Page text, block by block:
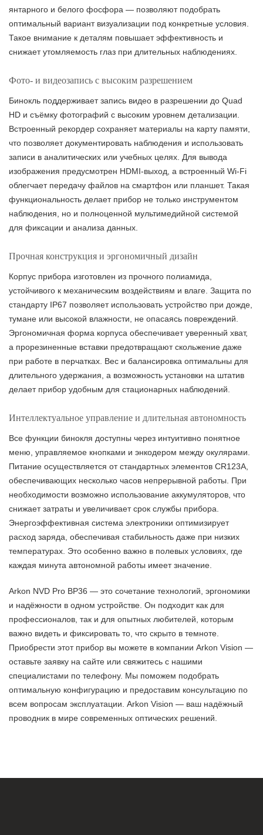
янтарного и белого фосфора — позволяют подобрать
оптимальный вариант визуализации под конкретные условия.
Такое внимание к деталям повышает эффективность и
снижает утомляемость глаз при длительных наблюдениях.
Фото- и видеозапись с высоким разрешением
Бинокль поддерживает запись видео в разрешении до Quad
HD и съёмку фотографий с высоким уровнем детализации.
Встроенный рекордер сохраняет материалы на карту памяти,
что позволяет документировать наблюдения и использовать
записи в аналитических или учебных целях. Для вывода
изображения предусмотрен HDMI-выход, а встроенный Wi-Fi
облегчает передачу файлов на смартфон или планшет. Такая
функциональность делает прибор не только инструментом
наблюдения, но и полноценной мультимедийной системой
для фиксации и анализа данных.
Прочная конструкция и эргономичный дизайн
Корпус прибора изготовлен из прочного полиамида,
устойчивого к механическим воздействиям и влаге. Защита по
стандарту IP67 позволяет использовать устройство при дожде,
тумане или высокой влажности, не опасаясь повреждений.
Эргономичная форма корпуса обеспечивает уверенный хват,
а прорезиненные вставки предотвращают скольжение даже
при работе в перчатках. Вес и балансировка оптимальны для
длительного удержания, а возможность установки на штатив
делает прибор удобным для стационарных наблюдений.
Интеллектуальное управление и длительная автономность
Все функции бинокля доступны через интуитивно понятное
меню, управляемое кнопками и энкодером между окулярами.
Питание осуществляется от стандартных элементов CR123A,
обеспечивающих несколько часов непрерывной работы. При
необходимости возможно использование аккумуляторов, что
снижает затраты и увеличивает срок службы прибора.
Энергоэффективная система электроники оптимизирует
расход заряда, обеспечивая стабильность даже при низких
температурах. Это особенно важно в полевых условиях, где
каждая минута автономной работы имеет значение.
Arkon NVD Pro BP36 — это сочетание технологий, эргономики
и надёжности в одном устройстве. Он подходит как для
профессионалов, так и для опытных любителей, которым
важно видеть и фиксировать то, что скрыто в темноте.
Приобрести этот прибор вы можете в компании Arkon Vision —
оставьте заявку на сайте или свяжитесь с нашими
специалистами по телефону. Мы поможем подобрать
оптимальную конфигурацию и предоставим консультацию по
всем вопросам эксплуатации. Arkon Vision — ваш надёжный
проводник в мире современных оптических решений.